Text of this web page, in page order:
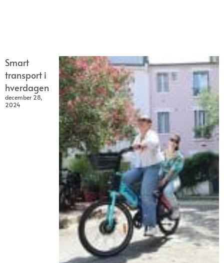
Smart
transport i
hverdagen
december 28,
2024